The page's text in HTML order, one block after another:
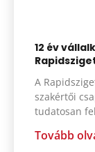
12 év
A
szakértői
tudatosan
Tovább